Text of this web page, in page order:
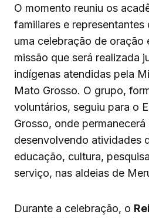
O momento reuniu os
familiares e representantes
uma celebração de oração
missão que será realizada
indígenas atendidas pela
Mato Grosso. O grupo,
voluntários, seguiu para o
Grosso, onde
desenvolvendo atividades
educação, cultura,
serviço, nas aldeias de
Durante a celebração, o